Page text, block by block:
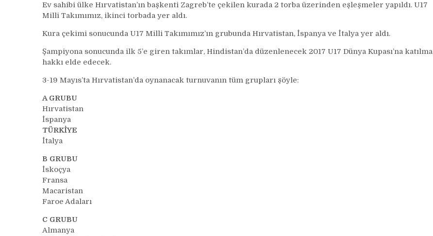
‘Ölüm
Ev sahibi ülke Hırvatistan’ın başkenti Zagreb’te çekilen kurada 2 torba üzerinden eşleşmeler yapıldı. U17
Milli Takımımız, ikinci torbada yer aldı.
Kura çekimi sonucunda U17 Milli Takımımız’ın grubunda Hırvatistan, İspanya ve İtalya yer aldı.
Şampiyona sonucunda ilk 5’e giren takımlar, Hindistan’da düzenlenecek 2017 U17 Dünya Kupası’na katılma
hakkı elde edecek.
3-19 Mayıs’ta Hırvatistan’da oynanacak turnuvanın tüm grupları şöyle:
A GRUBU
Hırvatistan
İspanya
TÜRKİYE
İtalya
B GRUBU
İskoçya
Fransa
Macaristan
Faroe Adaları
C GRUBU
Almanya